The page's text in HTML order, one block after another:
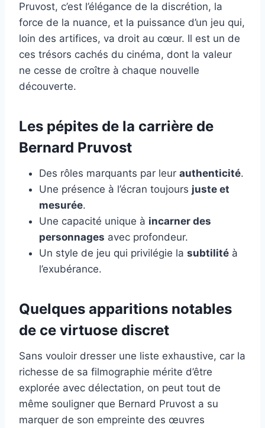
Pruvost, c’est l’élégance de la discrétion, la
force de la nuance, et la puissance d’un jeu qui,
loin des artifices, va droit au cœur. Il est un de
ces trésors cachés du cinéma, dont la valeur
ne cesse de croître à chaque nouvelle
découverte.
Les pépites de la carrière de
Bernard Pruvost
Des rôles marquants par leur authenticité.
Une présence à l’écran toujours juste et
mesurée.
Une capacité unique à incarner des
personnages avec profondeur.
Un style de jeu qui privilégie la subtilité à
l’exubérance.
Quelques apparitions notables
de ce virtuose discret
Sans vouloir dresser une liste exhaustive, car la
richesse de sa filmographie mérite d’être
explorée avec délectation, on peut tout de
même souligner que Bernard Pruvost a su
marquer de son empreinte des œuvres